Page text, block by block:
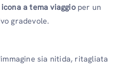
icona a tema viaggioper un
gradevole.
sia nitida, ritagliata